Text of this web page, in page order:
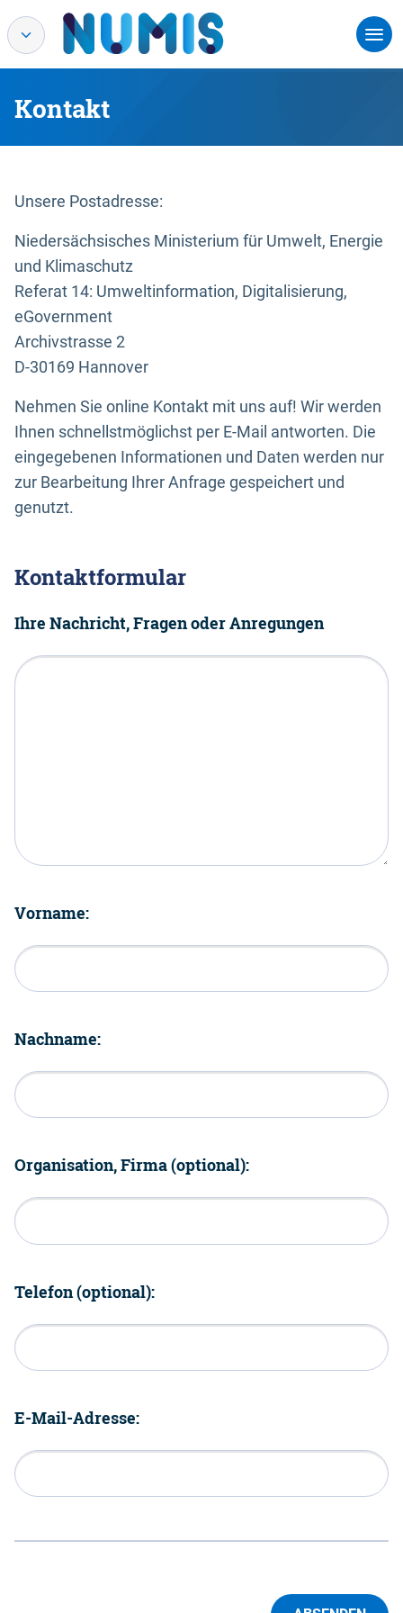
Kontakt
Unsere Postadresse:
Niedersächsisches Ministerium für Umwelt, Energie
und Klimaschutz
Referat 14: Umweltinformation, Digitalisierung,
eGovernment
Archivstrasse 2
D-30169 Hannover
Nehmen Sie online Kontakt mit uns auf! Wir werden
Ihnen schnellstmöglichst per E-Mail antworten. Die
eingegebenen Informationen und Daten werden nur
zur Bearbeitung Ihrer Anfrage gespeichert und
genutzt.
Kontaktformular
Ihre Nachricht, Fragen oder Anregungen
Vorname:
Nachname:
Organisation, Firma (optional):
Telefon (optional):
E-Mail-Adresse: